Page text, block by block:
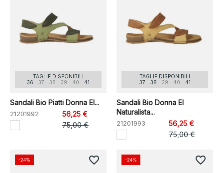
TAGLIE DISPONIBILI
36
37 38 39 40 41
Sandali Bio Piatti Donna El...
21201992
56,25 €
75,00 €
TAGLIE DISPONIBILI
37
38 39 40 41
Sandali Bio Donna El
Naturalista...
21201993
56,25 €
75,00 €
-24% favorite_border -24% favorite_border